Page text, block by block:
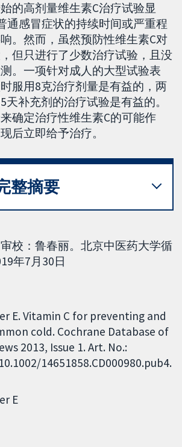
的高剂量维生素C治疗试验显
通感冒症状的持续时间或严重程
。然而，虽然预防性维生素C对
但只进行了少数治疗试验，且没
。一项针对成人的大型试验表
服用8克治疗剂量是有益的，两
天补充剂的治疗试验是有益的。
确定治疗性维生素C的可能作
后立即给予治疗。
整摘要
校：鲁春丽。北京中医药大学循
年7月30日
E. Vitamin C for preventing and
cold. Cochrane Database of
2013, Issue 1. Art. No.:
14651858.CD000980.pub4.
E